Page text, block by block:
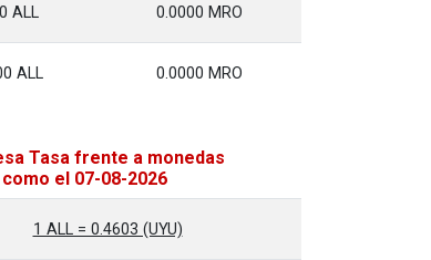
ALL 0.0000 MRO
ALL 0.0000 MRO
Tasa frente a monedas
el 07-08-2026
1 ALL = 0.4603 (UYU)